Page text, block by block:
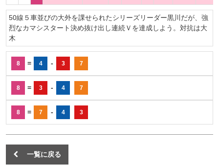
50線５車並びの大外を課せられたシリーズリーダー黒川だが、強
烈なカマシスタート決め抜け出し連続Ｖを達成しよう。対抗は大
木
8 = 4 - 3 7
8 = 3 - 4 7
8 = 7 - 4 3
一覧に戻る